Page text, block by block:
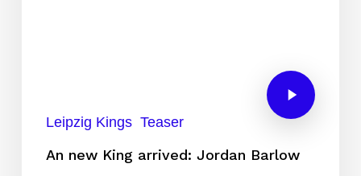
Leipzig Kings Teaser
An new King arrived: Jordan Barlow